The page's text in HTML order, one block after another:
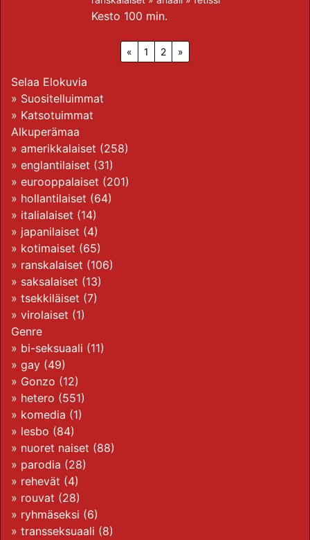
Kesto 100 min.
« 1 2 »
Selaa Elokuvia
» Suositelluimmat
» Katsotuimmat
Alkuperämaa
» amerikkalaiset (258)
» englantilaiset (31)
» eurooppalaiset (201)
» hollantilaiset (64)
» italialaiset (14)
» japanilaiset (4)
» kotimaiset (65)
» ranskalaiset (106)
» saksalaiset (13)
» tsekkiläiset (7)
» virolaiset (1)
Genre
» bi-seksuaali (11)
» gay (49)
» Gonzo (12)
» hetero (551)
» komedia (1)
» lesbo (84)
» nuoret naiset (88)
» parodia (28)
» rehevät (4)
» rouvat (28)
» ryhmäseksi (6)
» transseksuaali (8)